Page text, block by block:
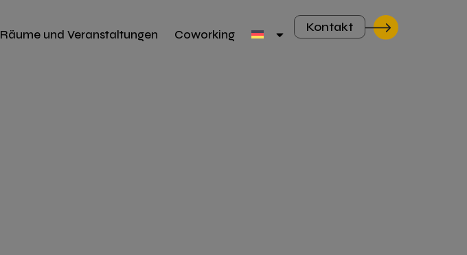
Räume und Veranstaltungen Coworking
Kontakt